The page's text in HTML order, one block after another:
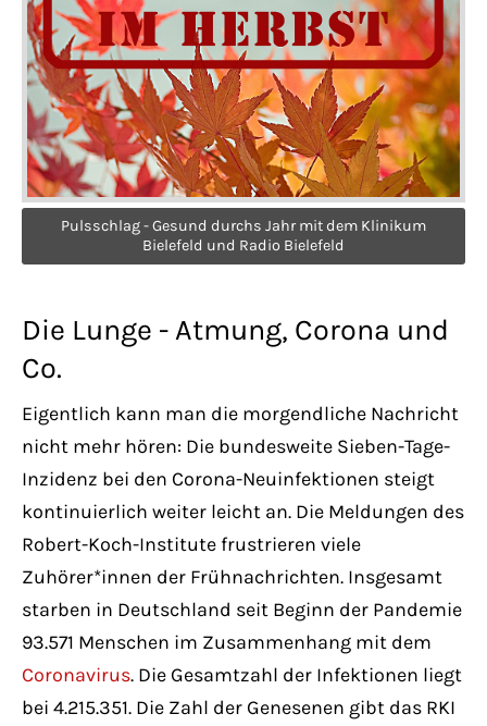
We offer support for our customers
Mon - Fri 8:00am - 5:00pm(GMT +1)
Get in touch
Cybersteel Inc.
376-293 City Road, Suite 600
San Francisco, CA 94102
Have any questions?
+44 1234 567 890
Drop us a line
About us
Aenean commodo ligula eget dolor. Aenean
massa. Cum sociis natoque penatibus et
magnis dis parturient montes, nascetur
Pulsschlag - Gesund durchs Jahr mit dem Klinikum
Bielefeld und Radio Bielefeld
Die Lunge - Atmung, Corona und
Co.
Eigentlich kann man die morgendliche Nachricht
nicht mehr hören: Die bundesweite Sieben-Tage-
Inzidenz bei den Corona-Neuinfektionen steigt
kontinuierlich weiter leicht an. Die Meldungen des
Robert-Koch-Institute frustrieren viele
Zuhörer*innen der Frühnachrichten. Insgesamt
starben in Deutschland seit Beginn der Pandemie
93.571 Menschen im Zusammenhang mit dem
Coronavirus. Die Gesamtzahl der Infektionen liegt
bei 4.215.351. Die Zahl der Genesenen gibt das RKI